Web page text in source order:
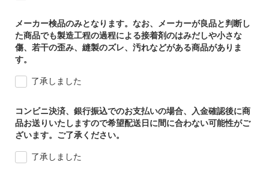
メーカー検品のみとなります。なお、メーカーが良品と判断し
た商品でも製造工程の過程による接着剤のはみだしや小さな
傷、若干の歪み、縫製のズレ、汚れなどがある商品がありま
す。
了承しました
コンビニ決済、銀行振込でのお支払いの場合、入金確認後に商
品お送りいたしますので希望配送日に間に合わない可能性がご
ざいます。ご了承ください。
了承しました